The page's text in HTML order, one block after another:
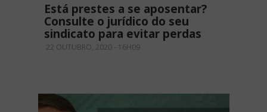
Está prestes a se aposentar?
Consulte o jurídico do seu
sindicato para evitar perdas
22 OUTUBRO, 2020 - 16H09